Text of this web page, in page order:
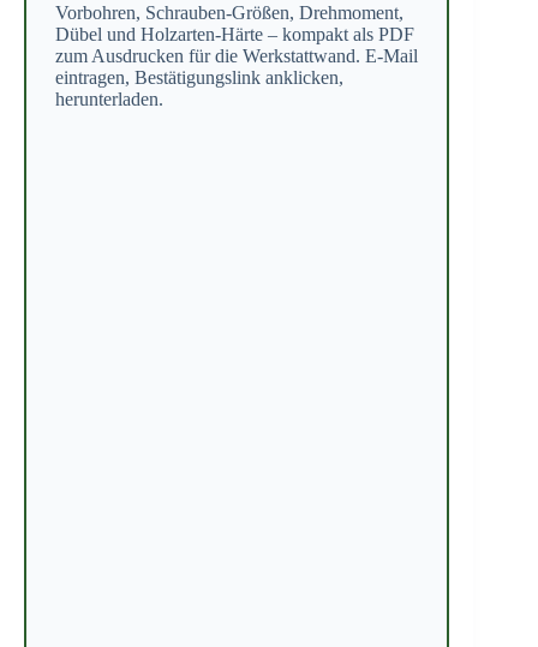
Vorbohren, Schrauben-Größen, Drehmoment,
Dübel und Holzarten-Härte – kompakt als PDF
zum Ausdrucken für die Werkstattwand. E-Mail
eintragen, Bestätigungslink anklicken,
herunterladen.